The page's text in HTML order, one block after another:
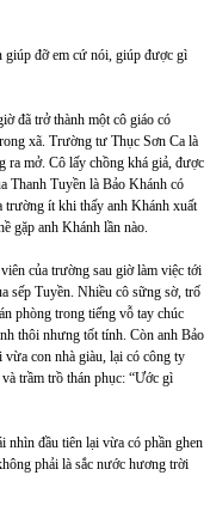
giúp đỡ em cứ nói, giúp được gì
đã trở thành một cô giáo có
xã. Trường tư Thục Sơn Ca là
ra mở. Cô lấy chồng khá giả, được
Thanh Tuyền là Bảo Khánh có
trường ít khi thấy anh Khánh xuất
gặp anh Khánh lần nào.
của trường sau giờ làm việc tới
sếp Tuyền. Nhiều cô sững sờ, trố
phòng trong tiếng vỗ tay chúc
thôi nhưng tốt tính. Còn anh Bảo
con nhà giàu, lại có công ty
trầm trồ thán phục: “Ước gì
nhìn đầu tiên lại vừa có phần ghen
phải là sắc nước hương trời